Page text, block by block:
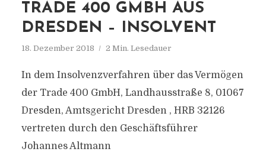
TRADE 400 GMBH AUS
DRESDEN – INSOLVENT
18. Dezember 2018 2 Min. Lesedauer
In dem Insolvenzverfahren über das Vermögen
der Trade 400 GmbH, Landhausstraße 8, 01067
Dresden, Amtsgericht Dresden , HRB 32126
vertreten durch den Geschäftsführer
Johannes Altmann